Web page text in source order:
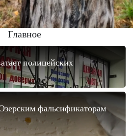
Главное
полицейских
фальсификаторам